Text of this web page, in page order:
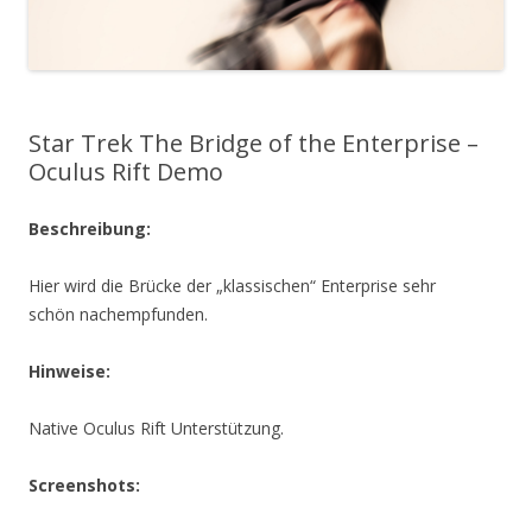
Star Trek The Bridge of the Enterprise –
Oculus Rift Demo
Beschreibung:
Hier wird die Brücke der „klassischen“ Enterprise sehr
schön nachempfunden.
Hinweise:
Native Oculus Rift Unterstützung.
Screenshots: